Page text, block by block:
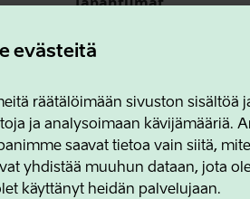
evästeitä
räätälöimään sivuston sisältöä
ja analysoimaan kävijämääriä.
saavat tietoa vain siitä,
yhdistää muuhun dataan, jota
käyttänyt heidän palvelujaan.
Meistä
Estonian Business and